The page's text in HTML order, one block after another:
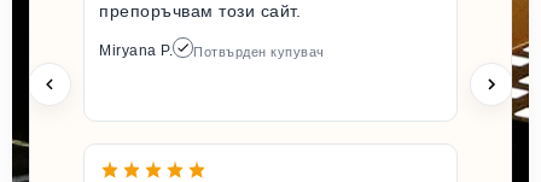
препоръчвам този сайт.
Miryana P. Потвърден купувач